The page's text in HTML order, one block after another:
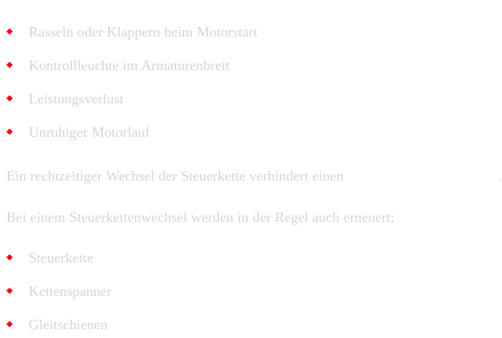
Rasseln oder Klappern beim Motorstart
Kontrollleuchte im Armaturenbrett
Leistungsverlust
Unruhiger Motorlauf
Ein rechtzeitiger Wechsel der Steuerkette verhindert einen .
Bei einem Steuerkettenwechsel werden in der Regel auch erneuert:
Steuerkette
Kettenspanner
Gleitschienen